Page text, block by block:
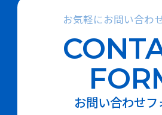
お気軽にお問い合わ
お問い合わせフ